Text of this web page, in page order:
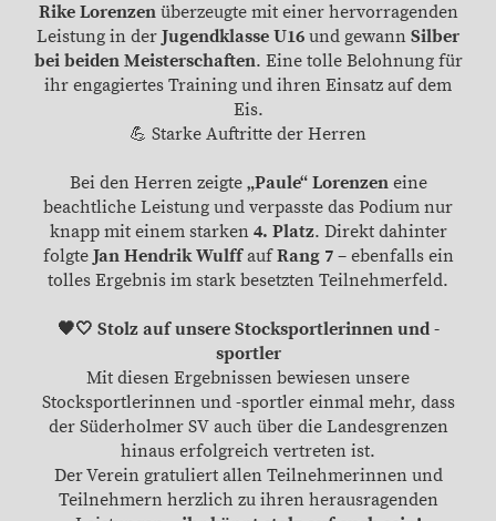
Rike Lorenzenüberzeugte mit einer hervorragenden
Leistung in der Jugendklasse U16 und gewann Silber
bei beiden Meisterschaften. Eine tolle Belohnung für
ihr engagiertes Training und ihren Einsatz auf dem
Eis.
💪 Starke Auftritte der Herren
Bei den Herren zeigte „Paule“ Lorenzeneine
beachtliche Leistung und verpasste das Podium nur
knapp mit einem starken 4. Platz. Direkt dahinter
folgte Jan Hendrik WulffaufRang 7– ebenfalls ein
tolles Ergebnis im stark besetzten Teilnehmerfeld.
🖤🤍 Stolz auf unsere Stocksportlerinnen und -
sportler
Mit diesen Ergebnissen bewiesen unsere
Stocksportlerinnen und -sportler einmal mehr, dass
der Süderholmer SV auch über die Landesgrenzen
hinaus erfolgreich vertreten ist.
Der Verein gratuliert allen Teilnehmerinnen und
Teilnehmern herzlich zu ihren herausragenden